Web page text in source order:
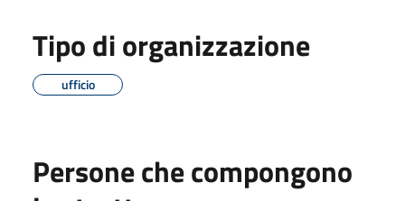
Tipo di organizzazione
ufficio
Persone che compongono